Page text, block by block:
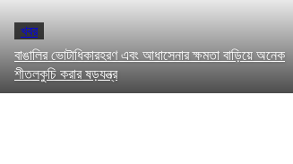
খবর
বাঙালির ভোটাধিকারহরণ এবং আধাসেনার ক্ষমতা বাড়িয়ে অনেক
শীতলকুচি করার ষড়যন্ত্র